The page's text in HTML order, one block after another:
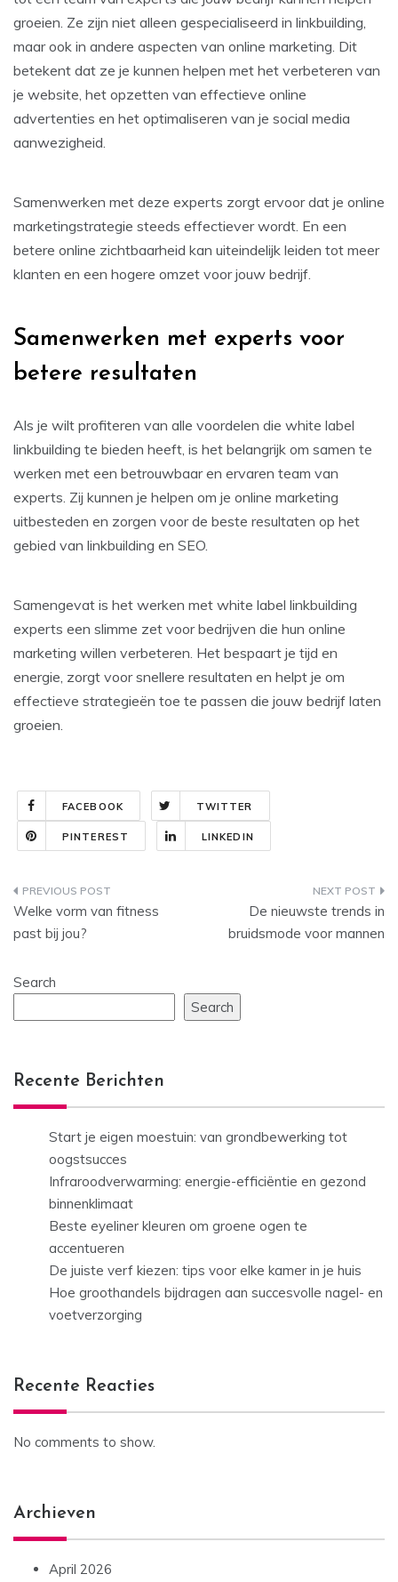
groeien. Ze zijn niet alleen gespecialiseerd in linkbuilding,
maar ook in andere aspecten van online marketing. Dit
betekent dat ze je kunnen helpen met het verbeteren van
je website, het opzetten van effectieve online
advertenties en het optimaliseren van je social media
aanwezigheid.
Samenwerken met deze experts zorgt ervoor dat je online
marketingstrategie steeds effectiever wordt. En een
betere online zichtbaarheid kan uiteindelijk leiden tot meer
klanten en een hogere omzet voor jouw bedrijf.
Samenwerken met experts voor
betere resultaten
Als je wilt profiteren van alle voordelen die white label
linkbuilding te bieden heeft, is het belangrijk om samen te
werken met een betrouwbaar en ervaren team van
experts. Zij kunnen je helpen om je online marketing
uitbesteden en zorgen voor de beste resultaten op het
gebied van linkbuilding en SEO.
Samengevat is het werken met white label linkbuilding
experts een slimme zet voor bedrijven die hun online
marketing willen verbeteren. Het bespaart je tijd en
energie, zorgt voor snellere resultaten en helpt je om
effectieve strategieën toe te passen die jouw bedrijf laten
groeien.
FACEBOOK TWITTER
PINTEREST LINKEDIN
Post
navigation
Welke vorm van fitness
past bij jou?
De nieuwste trends in
bruidsmode voor mannen
Search
Search
Recente Berichten
Start je eigen moestuin: van grondbewerking tot
oogstsucces
Infraroodverwarming: energie-efficiëntie en gezond
binnenklimaat
Beste eyeliner kleuren om groene ogen te
accentueren
De juiste verf kiezen: tips voor elke kamer in je huis
Hoe groothandels bijdragen aan succesvolle nagel- en
voetverzorging
Recente Reacties
No comments to show.
Archieven
April 2026